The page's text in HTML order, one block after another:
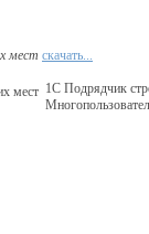
мест скачать...
1С Подрядчик